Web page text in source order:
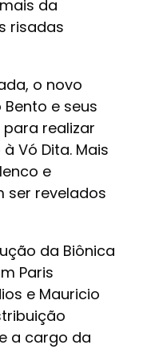
da
risadas
o novo
e seus
realizar
Vó Dita. Mais
e
ser revelados
da Biônica
Paris
e Mauricio
a cargo da